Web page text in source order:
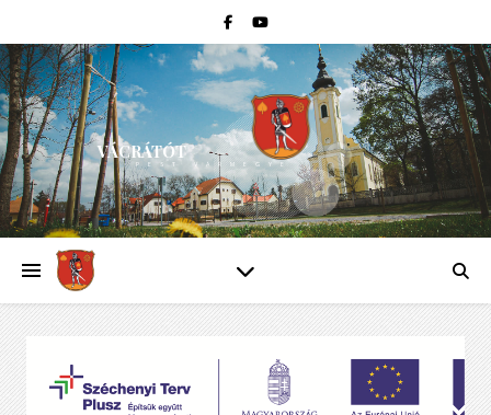
VÁCRÁTÓT
PEST VÁRMEGYE